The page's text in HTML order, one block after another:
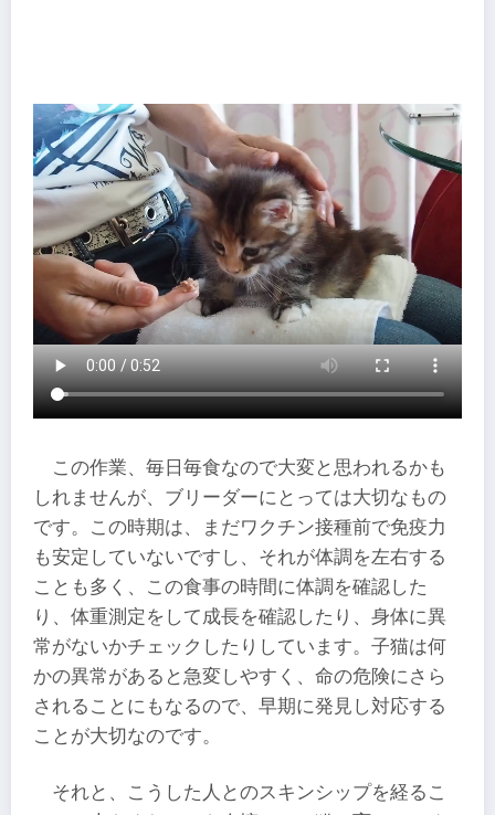
この作業、毎日毎食なので大変と思われるかも
しれませんが、ブリーダーにとっては大切なもの
です。この時期は、まだワクチン接種前で免疫力
も安定していないですし、それが体調を左右する
ことも多く、この食事の時間に体調を確認した
り、体重測定をして成長を確認したり、身体に異
常がないかチェックしたりしています。子猫は何
かの異常があると急変しやすく、命の危険にさら
されることにもなるので、早期に発見し対応する
ことが大切なのです。
それと、こうした人とのスキンシップを経るこ